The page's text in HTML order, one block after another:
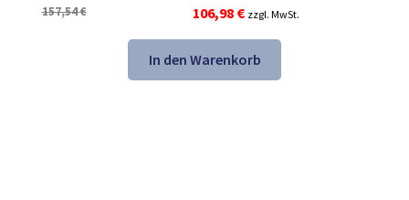
157,54€
Ursprünglicher
Preis
war:
157,54 €
106,98 €Aktueller
Preis
ist:
106,98 €.
zzgl. MwSt.
In den Warenkorb